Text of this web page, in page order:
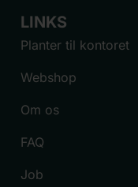
LINKS
Planter til kontoret
Webshop
Om os
FAQ
Job